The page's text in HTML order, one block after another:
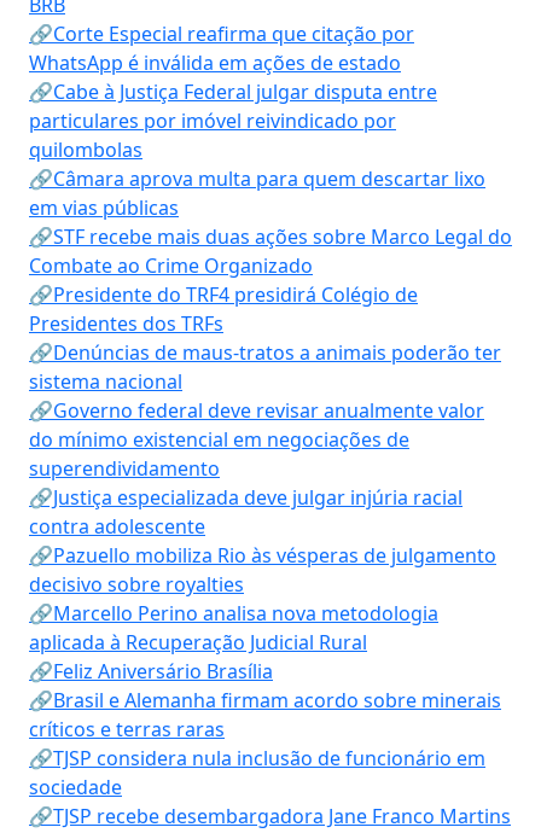
🔗Corte Especial reafirma que citação por
WhatsApp é inválida em ações de estado
🔗Cabe à Justiça Federal julgar disputa entre
particulares por imóvel reivindicado por
quilombolas
🔗Câmara aprova multa para quem descartar lixo
em vias públicas
🔗STF recebe mais duas ações sobre Marco Legal do
Combate ao Crime Organizado
🔗Presidente do TRF4 presidirá Colégio de
Presidentes dos TRFs
🔗Denúncias de maus-tratos a animais poderão ter
sistema nacional
🔗Governo federal deve revisar anualmente valor
do mínimo existencial em negociações de
superendividamento
🔗Justiça especializada deve julgar injúria racial
contra adolescente
🔗Pazuello mobiliza Rio às vésperas de julgamento
decisivo sobre royalties
🔗Marcello Perino analisa nova metodologia
aplicada à Recuperação Judicial Rural
🔗Feliz Aniversário Brasília
🔗Brasil e Alemanha firmam acordo sobre minerais
críticos e terras raras
🔗TJSP considera nula inclusão de funcionário em
sociedade
🔗TJSP recebe desembargadora Jane Franco Martins